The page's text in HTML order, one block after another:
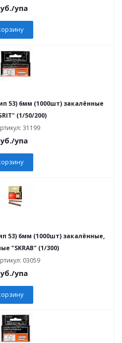
/упа
53) 6мм (1000шт) закалённые
(1/50/200)
31199
/упа
53) 6мм (1000шт) закалённые,
"SKRAB" (1/300)
03059
/упа